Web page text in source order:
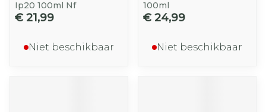
Ip20 100ml Nf
€ 21,99
Niet beschikbaar
100ml
€ 24,99
Niet beschikbaar